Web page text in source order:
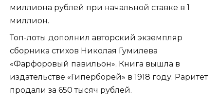
миллиона рублей при начальной ставке в 1
миллион.
Топ-лоты дополнил авторский экземпляр
сборника стихов Николая Гумилева
«Фарфоровый павильон». Книга вышла в
издательстве «Гиперборей» в 1918 году. Раритет
продали за 650 тысяч рублей.